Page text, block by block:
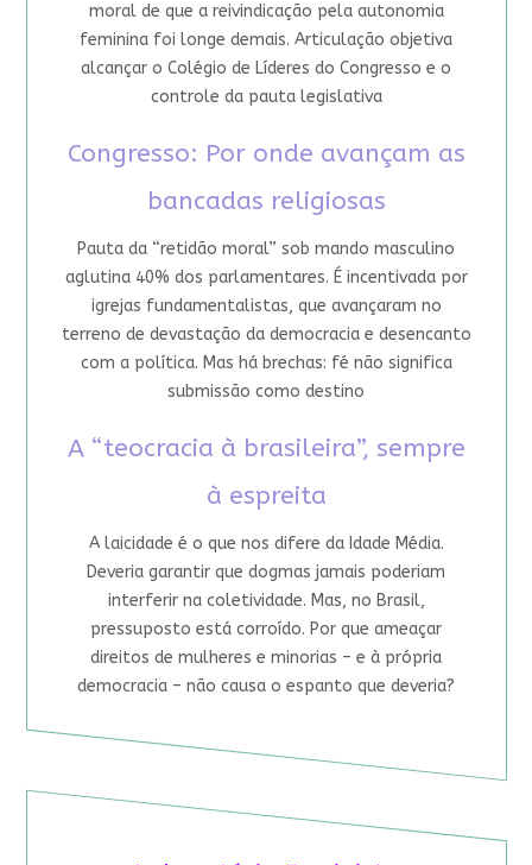
moral de que a reivindicação pela autonomia
feminina foi longe demais. Articulação objetiva
alcançar o Colégio de Líderes do Congresso e o
controle da pauta legislativa
Congresso: Por onde avançam as
bancadas religiosas
Pauta da “retidão moral” sob mando masculino
aglutina 40% dos parlamentares. É incentivada por
igrejas fundamentalistas, que avançaram no
terreno de devastação da democracia e desencanto
com a política. Mas há brechas: fé não significa
submissão como destino
A “teocracia à brasileira”, sempre
à espreita
A laicidade é o que nos difere da Idade Média.
Deveria garantir que dogmas jamais poderiam
interferir na coletividade. Mas, no Brasil,
pressuposto está corroído. Por que ameaçar
direitos de mulheres e minorias – e à própria
democracia – não causa o espanto que deveria?